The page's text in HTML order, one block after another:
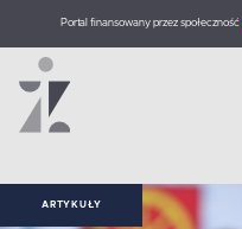
Portal finansowany przez społeczność
ARTYKUŁY